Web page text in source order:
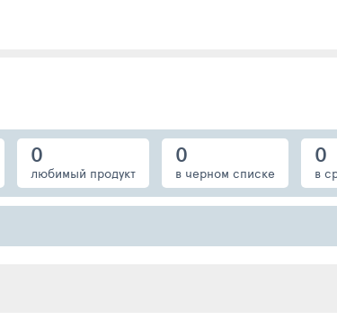
0
любимый продукт
0
в черном списке
0
в